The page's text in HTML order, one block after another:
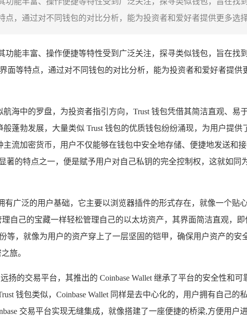
，通过对不同钱包的对比分析，能为投资者和爱好者提供更多选
功能丰富、操作便捷等特性受到广泛关注，探寻类似钱包，旨在找
等特点，通过对不同钱包的对比分析，能为投资者和爱好者提供
海中的罗盘，为投资者指引方向，Trust 钱包凭借其简洁直观、易
蓬勃发展，大量类似 Trust 钱包的优质钱包纷纷涌现，为用户提供
流加密货币，用户不仅能够在钱包中安全地存储、便捷地发送和
著的特点之一，便是赋予用户对自己私钥的完全控制权，这就如
广泛的用户基础，它主要以浏览器插件的形式存在，就像一个贴
自己的宝藏一样轻松管理自己的以太坊资产，其界面简洁直观，
，就像为用户的资产穿上了一层坚固的铠甲，确保用户资产的安
旅。
扬的交易平台，其推出的 Coinbase Wallet 继承了平台的安全性和可
钱包类似，Coinbase Wallet 同样是去中心化的，用户拥有自己的
交易平台实现无缝集成，就像搭建了一座便捷的桥梁,方便用户